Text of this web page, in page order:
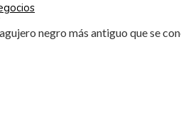
negro más antiguo que se